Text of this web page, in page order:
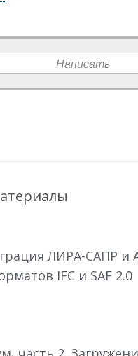
Написать
ЛИРА-САПР и
IFC и SAF 2.0